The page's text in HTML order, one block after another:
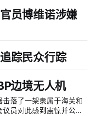
员博维诺涉嫌
踪民众行踪
边境无人机
落了一架隶属于海关和
员对此感到震惊并公开